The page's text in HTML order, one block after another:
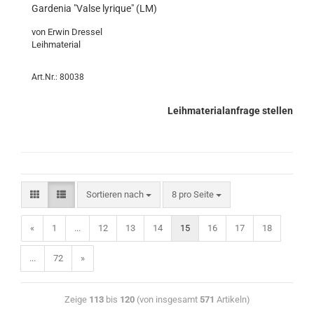
Gardenia "Valse lyrique" (LM)
von Erwin Dressel
Leihmaterial
Art.Nr.: 80038
Leihmaterialanfrage stellen
Sortieren nach 8 pro Seite
« 1 ... 12 13 14 15 16 17 18
... 72 »
Zeige 113bis 120(von insgesamt 571 Artikeln)